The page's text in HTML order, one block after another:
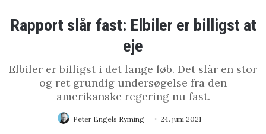
Rapport slår fast: Elbiler er billigst at
eje
Elbiler er billigst i det lange løb. Det slår en stor
og ret grundig undersøgelse fra den
amerikanske regering nu fast.
Peter Engels Ryming 24. juni 2021